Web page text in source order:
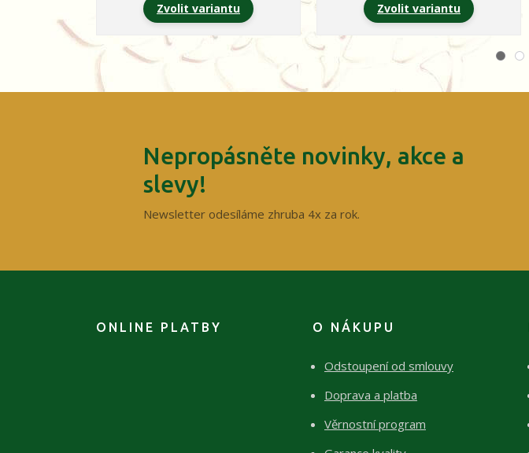
Zvolit variantu Zvolit variantu
Nepropásněte novinky, akce a
slevy!
Newsletter odesíláme zhruba 4x za rok.
ONLINE PLATBY O NÁKUPU
Odstoupení od smlouvy
Doprava a platba
Věrnostní program